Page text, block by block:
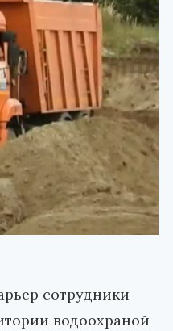
сотрудники
водоохраной